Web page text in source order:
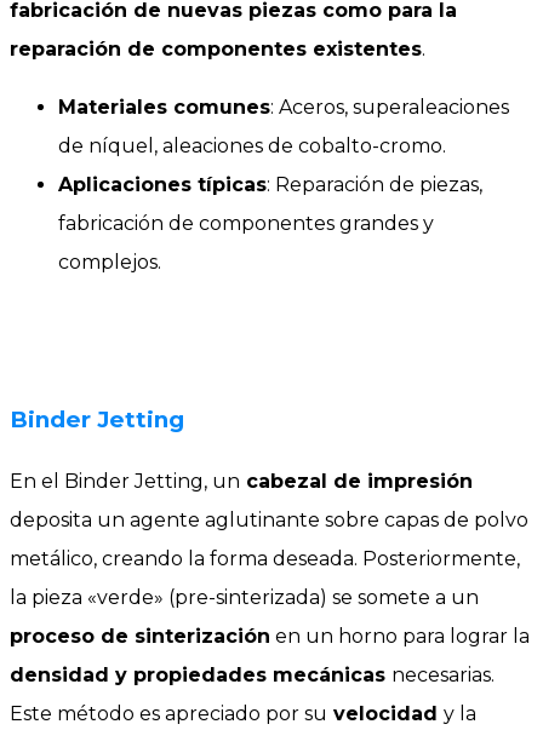
fabricación de nuevas piezas como para la
reparación de componentes existentes.
Materiales comunes: Aceros, superaleaciones
de níquel, aleaciones de cobalto-cromo.
Aplicaciones típicas: Reparación de piezas,
fabricación de componentes grandes y
complejos.
Binder Jetting
En el Binder Jetting, un cabezal de impresión
deposita un agente aglutinante sobre capas de polvo
metálico, creando la forma deseada. Posteriormente,
la pieza «verde» (pre-sinterizada) se somete a un
proceso de sinterización en un horno para lograr la
densidad y propiedades mecánicas necesarias.
Este método es apreciado por su velocidad y la